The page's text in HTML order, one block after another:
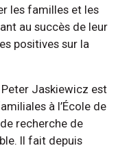
les familles et les
au succès de leur
positives sur la
Peter Jaskiewicz est
à l’École de
recherche de
Il fait depuis